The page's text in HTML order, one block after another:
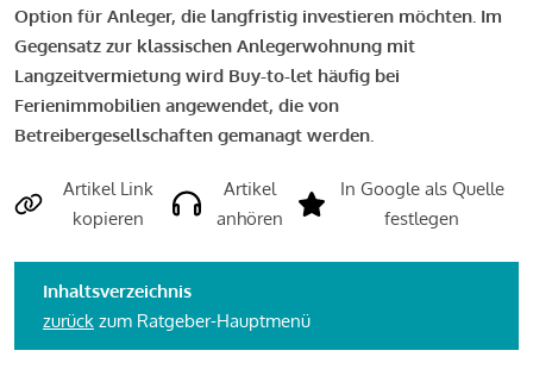
Option für Anleger, die langfristig investieren möchten. Im
Gegensatz zur klassischen Anlegerwohnung mit
Langzeitvermietung wird Buy-to-let häufig bei
Ferienimmobilien angewendet, die von
Betreibergesellschaften gemanagt werden.
Artikel Link
kopieren
Artikel
anhören
In Google als Quelle
festlegen
Inhaltsverzeichnis
zurück zum Ratgeber-Hauptmenü